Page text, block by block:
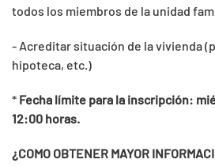
todos los miembros de la unidad
- Acreditar situación de la vivienda
hipoteca, etc.)
* Fecha límite para la inscripción:
12:00 horas.
¿COMO OBTENER MAYOR